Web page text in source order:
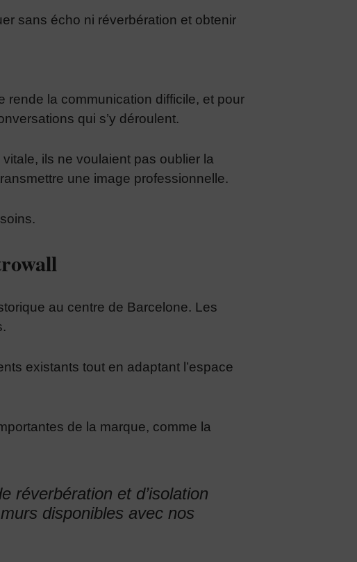
sans écho ni réverbération et obtenir
rende la communication difficile, et pour
qui s’y déroulent.
ils ne voulaient pas oublier la
une image professionnelle.
au centre de Barcelone. Les
existants tout en adaptant l’espace
de la marque, comme la
réverbération et d’isolation
disponibles avec nos